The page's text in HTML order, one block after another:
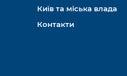
Київ та міська влада
Контакти